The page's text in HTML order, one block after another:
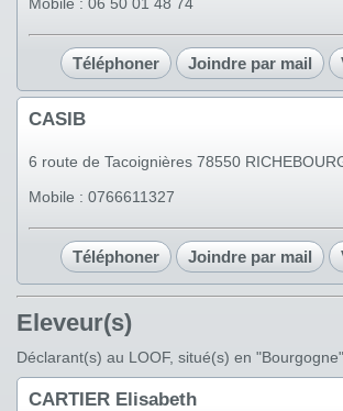
Téléphoner Joindre par mail
CASIB
6 route de Tacoignières 78550
Mobile : 0766611327
Téléphoner Joindre par mail
Eleveur(s)
Déclarant(s) au LOOF, situé(s) en "Bourgogne"
CARTIER Elisabeth